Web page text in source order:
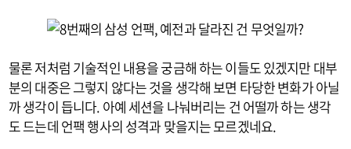
물론 저처럼 기술적인 내용을 궁금해 하는 이들도 있겠지만 대부
분의 대중은 그렇지 않다는 것을 생각해 보면 타당한 변화가 아닐
까 생각이 듭니다. 아예 세션을 나눠버리는 건 어떨까 하는 생각
도 드는데 언팩 행사의 성격과 맞을지는 모르겠네요.